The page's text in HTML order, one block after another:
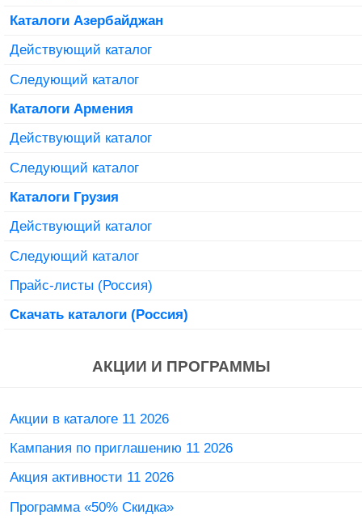
Каталоги Азербайджан
Действующий каталог
Следующий каталог
Каталоги Армения
Действующий каталог
Следующий каталог
Каталоги Грузия
Действующий каталог
Следующий каталог
Прайс-листы (Россия)
Скачать каталоги (Россия)
АКЦИИ И ПРОГРАММЫ
Акции в каталоге 11 2026
Кампания по приглашению 11 2026
Акция активности 11 2026
Программа «50% Скидка»